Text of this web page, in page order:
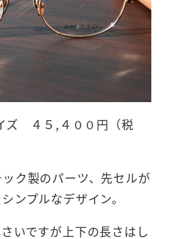
４５,４００円（税
ク製のパーツ、先セルが
ンプルなデザイン。
いですが上下の長さはし